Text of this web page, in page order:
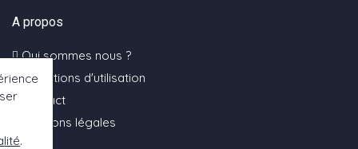
A propos
Qui sommes nous ?
Conditions d'utilisation
Contact
Mentions légales
.